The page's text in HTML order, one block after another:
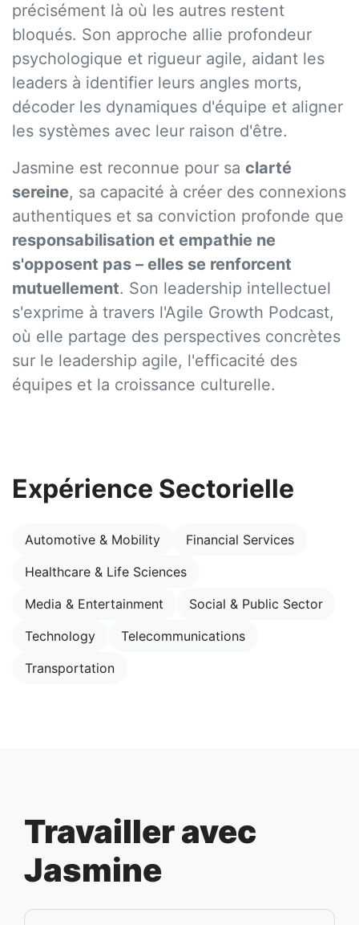
précisément là où les autres restent
bloqués. Son approche allie profondeur
psychologique et rigueur agile, aidant les
leaders à identifier leurs angles morts,
décoder les dynamiques d'équipe et aligner
les systèmes avec leur raison d'être.
Jasmine est reconnue pour sa clarté
sereine, sa capacité à créer des connexions
authentiques et sa conviction profonde que
responsabilisation et empathie ne
s'opposent pas – elles se renforcent
mutuellement. Son leadership intellectuel
s'exprime à travers l'Agile Growth Podcast,
où elle partage des perspectives concrètes
sur le leadership agile, l'efficacité des
équipes et la croissance culturelle.
Expérience Sectorielle
Automotive & Mobility
Financial Services
Healthcare & Life Sciences
Media & Entertainment
Social & Public Sector
Technology
Telecommunications
Transportation
Travailler avec
Jasmine